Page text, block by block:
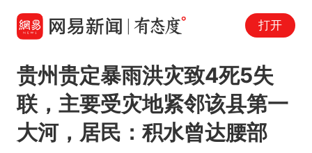
打开
贵州贵定暴雨洪灾致4死5失
联，主要受灾地紧邻该县第一
大河，居民：积水曾达腰部